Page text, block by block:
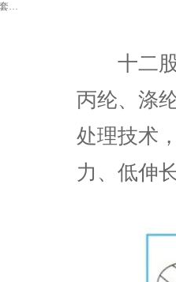
安心品牌逃生绳套装（外防版三人套装）
十二股
丙纶、涤
处理技术
力、低伸